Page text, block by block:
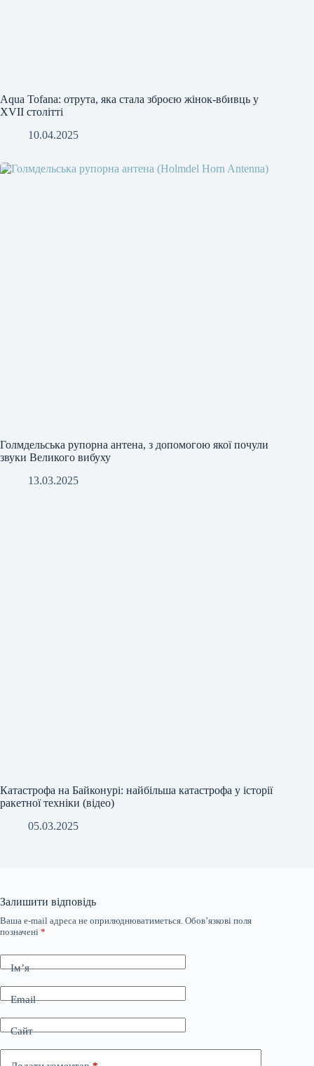
Аqua Tofana: отрута, яка стала зброєю жінок-вбивць у
XVII столітті
10.04.2025
Голмдельська рупорна антена, з допомогою якої почули
звуки Великого вибуху
13.03.2025
Катастрофа на Байконурі: найбільша катастрофа у історії
ракетної техніки (відео)
05.03.2025
Залишити відповідь
Ваша e-mail адреса не оприлюднюватиметься. Обов’язкові поля
позначені *
Ім’я
Email
Сайт